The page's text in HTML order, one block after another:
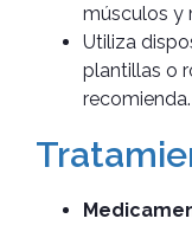
músculos y
Utiliza
plantillas o
recomienda.